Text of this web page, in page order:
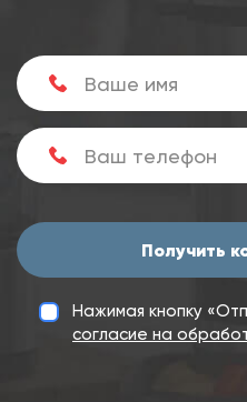
Получить
Нажимая кнопку
согласие на